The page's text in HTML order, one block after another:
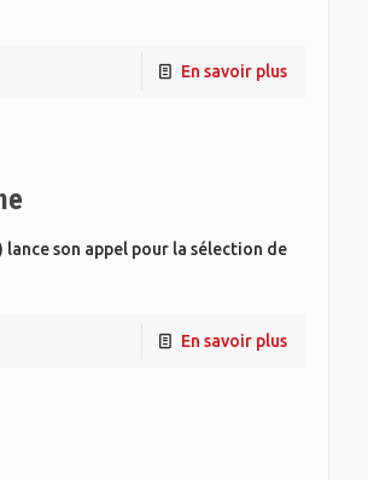
En savoir plus
son appel pour la sélection de
En savoir plus